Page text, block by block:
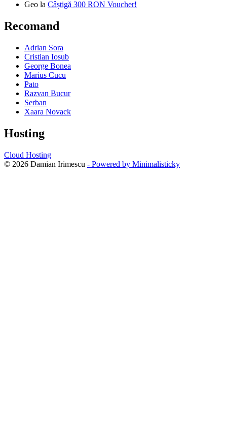
Geo la Câștigă 300 RON Voucher!
Recomand
Adrian Sora
Cristian Iosub
George Bonea
Marius Cucu
Pato
Razvan Bucur
Serban
Xaara Novack
Hosting
Cloud Hosting
© 2026 Damian Irimescu - Powered by Minimalisticky